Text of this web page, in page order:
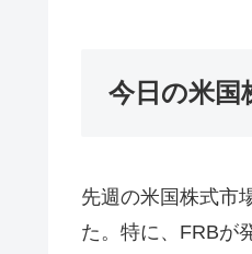
今日の米国
先週の米国株式市
た。特に、FRBが